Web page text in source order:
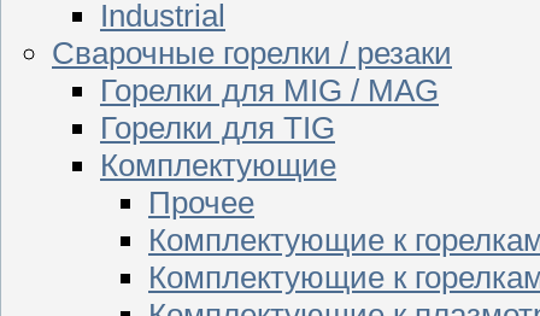
Industrial
Сварочные горелки / резаки
Горелки для MIG / MAG
Горелки для TIG
Комплектующие
Прочее
Комплектующие к
Комплектующие к